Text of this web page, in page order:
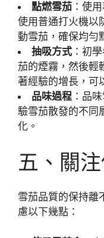
點燃雪茄 ：使
使用普通打火機以
動雪茄，確保均勻
抽吸方式 ：初
茄的煙霧，然後輕
著經驗的增長，可
品味過程 ：品
驗雪茄散發的不同
化。
五、關
雪茄品質的保持離
慮以下幾點：